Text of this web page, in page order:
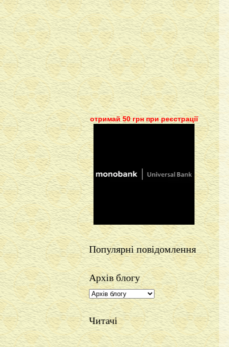
отримай 50 грн при реєстрації
Популярні повідомлення
Архів блогу
Читачі